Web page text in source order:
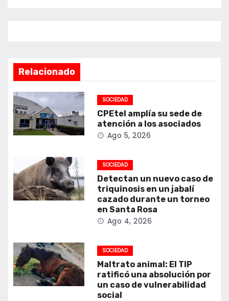
Relacionado
SOCIEDAD
CPEtel amplía su sede de
atención a los asociados
Ago 5, 2026
SOCIEDAD
Detectan un nuevo caso de
triquinosis en un jabalí
cazado durante un torneo
en Santa Rosa
Ago 4, 2026
SOCIEDAD
Maltrato animal: El TIP
ratificó una absolución por
un caso de vulnerabilidad
social